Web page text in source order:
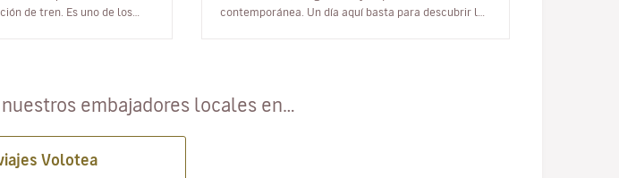
de tren. Es uno de los
contemporánea. Un día aquí basta para descubrir la
embajadores locales en…
Volotea